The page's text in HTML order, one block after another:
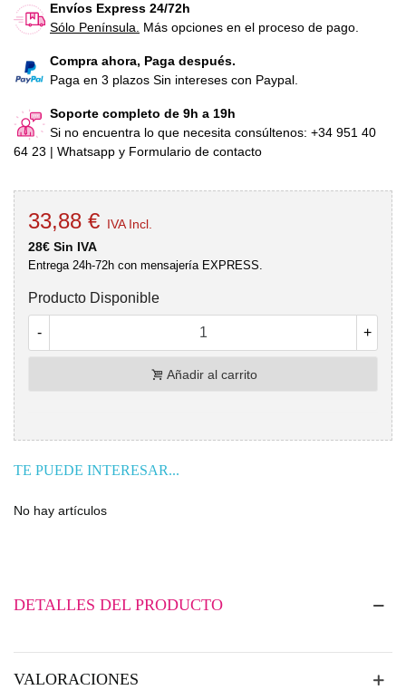
Envíos Express 24/72h
Sólo Península.
Más opciones en el proceso de pago.
Compra ahora, Paga después.
Paga en 3 plazos Sin intereses con Paypal.
Soporte completo de 9h a 19h
Si no encuentra lo que necesita consúltenos: +34 951 40
64 23 | Whatsapp y Formulario de contacto
33,88 € IVA Incl.
28€ Sin IVA
Entrega 24h-72h con mensajería EXPRESS.
Producto Disponible
- +
Añadir al carrito
TE PUEDE INTERESAR...
No hay artículos
DETALLES DEL PRODUCTO
VALORACIONES